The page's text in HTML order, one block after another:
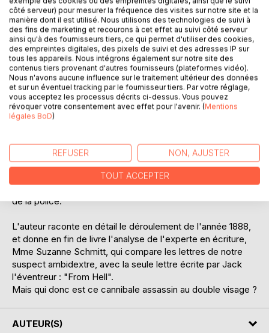
DESCRIPTION
Londres 1888, district de Whitechapel, Jack l'éventreur
dans une quête obsessionnelle, assassine plusieurs
Le commissaire de Scotland Yard, James Monro a
découvert l'identité de Jack l'éventreur en juillet 1889.
L'assassin de Whitechapel étant un membre de Scotland
Yard, il n'ose pas divulguer le nom de ce haut responsable
de la police.
L'auteur raconte en détail le déroulement de l'année 1888,
et donne en fin de livre l'analyse de l'experte en écriture,
Mme Suzanne Schmitt, qui compare les lettres de notre
suspect ambidextre, avec la seule lettre écrite par Jack
l'éventreur : "From Hell".
Mais qui donc est ce cannibale assassin au double visage ?
AUTEUR(S)
côté serveur) pour mesurer la fréquence des visites sur notre site et la
manière dont il est utilisé. Nous utilisons des technologies de suivi à
des fins de marketing et recourons à cet effet au suivi côté serveur
ainsi qu'à des fournisseurs tiers, ce qui permet d'utiliser des cookies,
des empreintes digitales, des pixels de suivi et des adresses IP sur
tous les appareils. Nous intégrons également sur notre site des
contenus tiers provenant d'autres fournisseurs (plateformes vidéo).
Nous n'avons aucune influence sur le traitement ultérieur des données
et sur un éventuel tracking par le fournisseur tiers. Par votre réglage,
vous acceptez les processus décrits ci-dessus. Vous pouvez
révoquer votre consentement avec effet pour l'avenir. (Mentions
légales BoD)
REFUSER NON, AJUSTER
TOUT ACCEPTER